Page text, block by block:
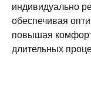
индивидуально
обеспечивая
повышая
длительных